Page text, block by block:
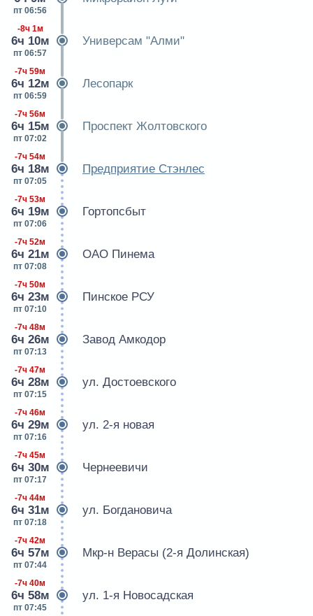
пт 06:56
-8ч 1м
6ч 10м
пт 06:57
Универсам "Алми"
-7ч 59м
6ч 12м
пт 06:59
Лесопарк
-7ч 56м
6ч 15м
пт 07:02
Проспект Жолтовского
-7ч 54м
6ч 18м
пт 07:05
Предприятие Стэнлес
-7ч 53м
6ч 19м
пт 07:06
Гортопсбыт
-7ч 52м
6ч 21м
пт 07:08
ОАО Пинема
-7ч 50м
6ч 23м
пт 07:10
Пинское РСУ
-7ч 48м
6ч 26м
пт 07:13
Завод Амкодор
-7ч 47м
6ч 28м
пт 07:15
ул. Достоевского
-7ч 46м
6ч 29м
пт 07:16
ул. 2-я новая
-7ч 45м
6ч 30м
пт 07:17
Чернеевичи
-7ч 44м
6ч 31м
пт 07:18
ул. Богдановича
-7ч 42м
6ч 57м
пт 07:44
Мкр-н Верасы (2-я Долинская)
-7ч 40м
6ч 58м
пт 07:45
ул. 1-я Новосадская